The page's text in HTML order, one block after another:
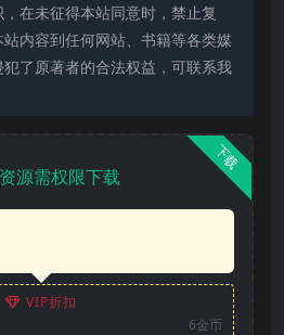
在未征得本站同意时，禁止复
内容到任何网站、书籍等各类媒
了原著者的合法权益，可联系我
下载
源需权限下载
VIP折扣
6金币